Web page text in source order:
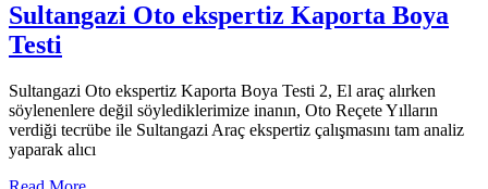
Sultangazi Oto ekspertiz Kaporta Boya
Testi
Sultangazi Oto ekspertiz Kaporta Boya Testi 2, El araç alırken
söylenenlere değil söylediklerimize inanın, Oto Reçete Yılların
verdiği tecrübe ile Sultangazi Araç ekspertiz çalışmasını tam analiz
yaparak alıcı